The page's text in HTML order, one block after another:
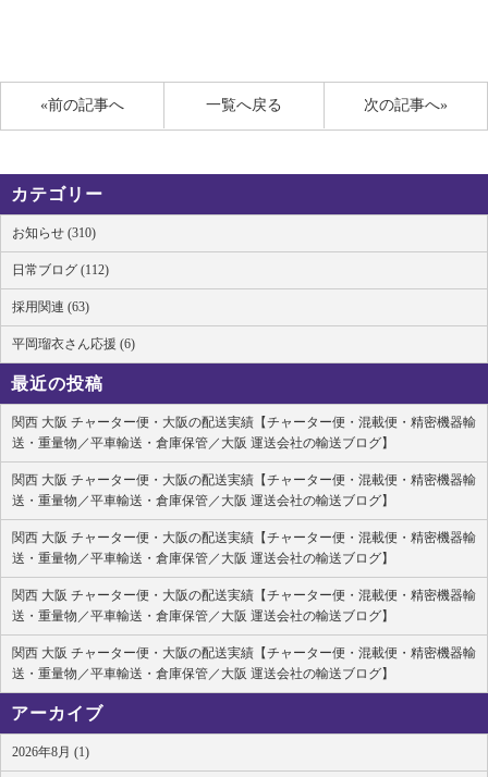
«前の記事へ 次の記事へ»
一覧へ戻る
カテゴリー
お知らせ (310)
日常ブログ (112)
採用関連 (63)
平岡瑠衣さん応援 (6)
最近の投稿
関西 大阪 チャーター便・大阪の配送実績【チャーター便・混載便・精密機器輸
送・重量物／平車輸送・倉庫保管／大阪 運送会社の輸送ブログ】
関西 大阪 チャーター便・大阪の配送実績【チャーター便・混載便・精密機器輸
送・重量物／平車輸送・倉庫保管／大阪 運送会社の輸送ブログ】
関西 大阪 チャーター便・大阪の配送実績【チャーター便・混載便・精密機器輸
送・重量物／平車輸送・倉庫保管／大阪 運送会社の輸送ブログ】
関西 大阪 チャーター便・大阪の配送実績【チャーター便・混載便・精密機器輸
送・重量物／平車輸送・倉庫保管／大阪 運送会社の輸送ブログ】
関西 大阪 チャーター便・大阪の配送実績【チャーター便・混載便・精密機器輸
送・重量物／平車輸送・倉庫保管／大阪 運送会社の輸送ブログ】
アーカイブ
2026年8月 (1)